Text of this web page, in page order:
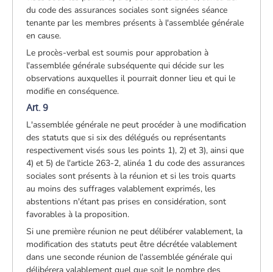
du code des assurances sociales sont signées séance
tenante par les membres présents à l'assemblée générale
en cause.
Le procès-verbal est soumis pour approbation à
l'assemblée générale subséquente qui décide sur les
observations auxquelles il pourrait donner lieu et qui le
modifie en conséquence.
Art. 9
L'assemblée générale ne peut procéder à une modification
des statuts que si six des délégués ou représentants
respectivement visés sous les points 1), 2) et 3), ainsi que
4) et 5) de l'article 263-2, alinéa 1 du code des assurances
sociales sont présents à la réunion et si les trois quarts
au moins des suffrages valablement exprimés, les
abstentions n'étant pas prises en considération, sont
favorables à la proposition.
Si une première réunion ne peut délibérer valablement, la
modification des statuts peut être décrétée valablement
dans une seconde réunion de l'assemblée générale qui
délibérera valablement quel que soit le nombre des